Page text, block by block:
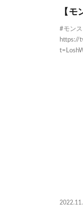
【
#モン
https://